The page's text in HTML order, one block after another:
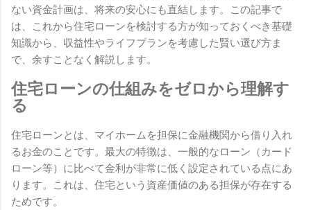
ない資金計画は、将来の安心にも直結します。この記事で
は、これから住宅ローンを検討する方が知っておくべき基礎
知識から、収益性やライフプランを考慮した賢い選び方ま
で、余すことなく解説します。
住宅ローンの仕組みをゼロから理解す
る
住宅ローンとは、マイホームを担保に金融機関から借り入れ
るお金のことです。最大の特徴は、一般的なローン（カード
ローン等）に比べて金利が非常に低く設定されている点にあ
ります。これは、住宅という資産価値のある担保が存在する
ためです。